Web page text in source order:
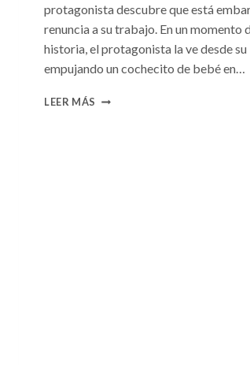
protagonista descubre que está
renuncia a su trabajo. En un momento
historia, el protagonista la ve desde su
empujando un cochecito de bebé en…
LEER MÁS CONSULTA